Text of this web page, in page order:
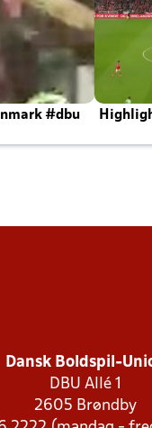
#dbu
Dansk Boldspil-
DBU Allé 1
2605 Brøndby